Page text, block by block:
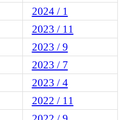
2024 / 1
2023 / 11
2023 / 9
2023 / 7
2023 / 4
2022 / 11